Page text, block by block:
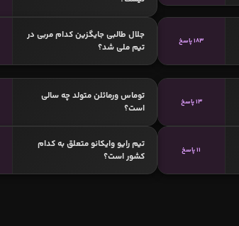
183 پاسخ
جلال طالبی جایگزین کدام مربی در
تیم ملی شد؟
13 پاسخ
توماس ورمائلن متولد چه سالی
است؟
11 پاسخ
تیم رایو وایکانو متعلق به کدام
کشور است؟